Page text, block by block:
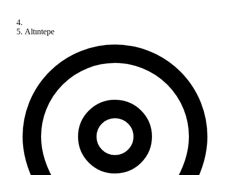
Altıntepe